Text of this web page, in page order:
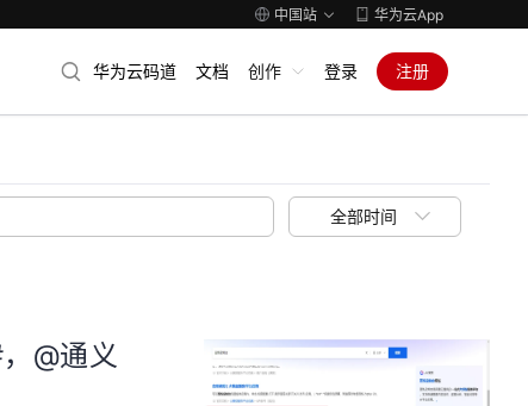
中国站 华为云App
华为云码道 文档 创作 登录 注册
全部时间
@通义